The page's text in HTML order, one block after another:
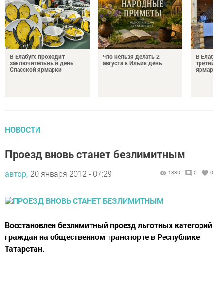
В Елабуге проходит
заключительный день
Спасской ярмарки
Что нельзя делать 2
августа в Ильин день
В
третий
НОВОСТИ
Проезд вновь станет безлимитным
автор, 20 января 2012 - 07:29 1330 0 0
Восстановлен безлимитный проезд льготных категорий
граждан на общественном транспорте в Республике
Татарстан.